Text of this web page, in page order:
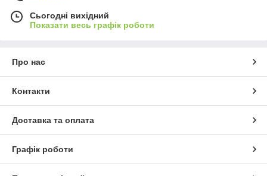
Сьогодні вихідний
Показати весь графік роботи
Про нас
Контакти
Доставка та оплата
Графік роботи